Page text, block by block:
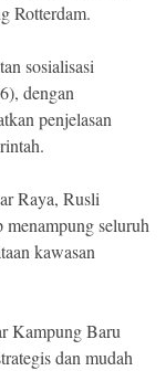
Rotterdam.
sosialisasi
dengan
penjelasan
Raya, Rusli
menampung seluruh
kawasan
Kampung Baru
dan mudah